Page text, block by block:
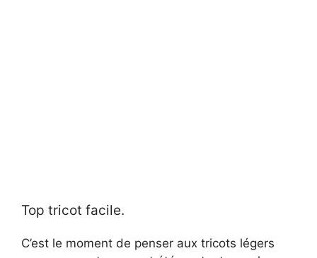
Top tricot facile.
C’est le moment de penser aux tricots légers